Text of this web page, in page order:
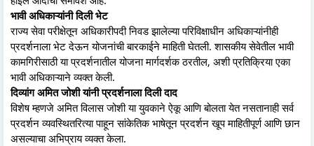
भावी अधिकाऱ्यांनी दिली भेट
राज्य सेवा परीक्षेतून अधिकारीपदी निवड झालेल्या परिविक्षाधीन अधिकाऱ्यांनीही
प्रदर्शनाला भेट देऊन योजनांची बारकाईने माहिती घेतली. शासकीय सेवेतील भावी
कामगिरीसाठी या प्रदर्शनातील योजना मार्गदर्शक ठरतील, अशी प्रतिक्रिया एका
भावी अधिकाऱ्याने व्यक्त केली.
दिव्यांग अमित जोशी यांनी प्रदर्शनाला दिली दाद
विशेष म्हणजे अमित विलास जोशी या युवकाने ऐकू आणि बोलता येत नसतानाही सर्व
प्रदर्शन व्यवस्थितरित्या पाहून सांकेतिक भाषेतून प्रदर्शन खूप माहितीपूर्ण आणि छान
असल्याचा अभिप्राय व्यक्त केला.